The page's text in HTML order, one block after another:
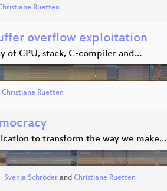
Ruetten
overflow exploitation
of CPU, stack, C-compiler and…
Christiane Ruetten
to transform the way we make…
Svenja Schröder and Christiane Ruetten